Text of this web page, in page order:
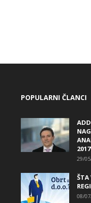
POPULARNI ČLANCI
29/
ŠTA
08/